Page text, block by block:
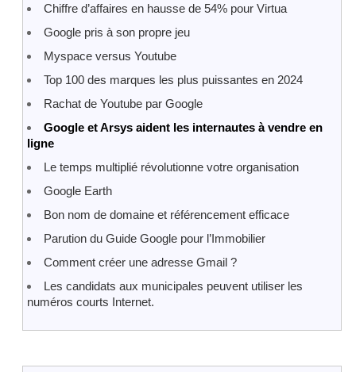
Chiffre d’affaires en hausse de 54% pour Virtua
Google pris à son propre jeu
Myspace versus Youtube
Top 100 des marques les plus puissantes en 2024
Rachat de Youtube par Google
Google et Arsys aident les internautes à vendre en
ligne
Le temps multiplié révolutionne votre organisation
Google Earth
Bon nom de domaine et référencement efficace
Parution du Guide Google pour l’Immobilier
Comment créer une adresse Gmail ?
Les candidats aux municipales peuvent utiliser les
numéros courts Internet.